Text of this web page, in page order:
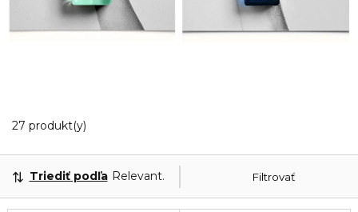
27 produkt(y)
Filtrovať
Triediť podľa Relevantnosť